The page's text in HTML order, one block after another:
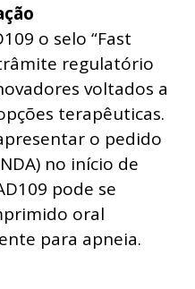
o selo “Fast
regulatório
voltados a
terapêuticas.
o pedido
no início de
pode se
oral
para apneia.